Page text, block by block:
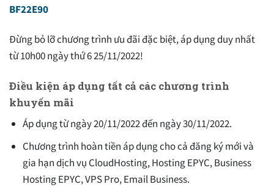
BF22E90
Đừng bỏ lỡ chương trình ưu đãi đặc biệt, áp dụng duy nhất
từ 10h00 ngày thứ 6 25/11/2022!
Điều kiện áp dụng tất cả các chương trình
khuyến mãi
Áp dụng từ ngày 20/11/2022 đến ngày 30/11/2022.
Chương trình hoàn tiền áp dụng cho cả đăng ký mới và
gia hạn dịch vụ CloudHosting, Hosting EPYC, Business
Hosting EPYC, VPS Pro, Email Business.